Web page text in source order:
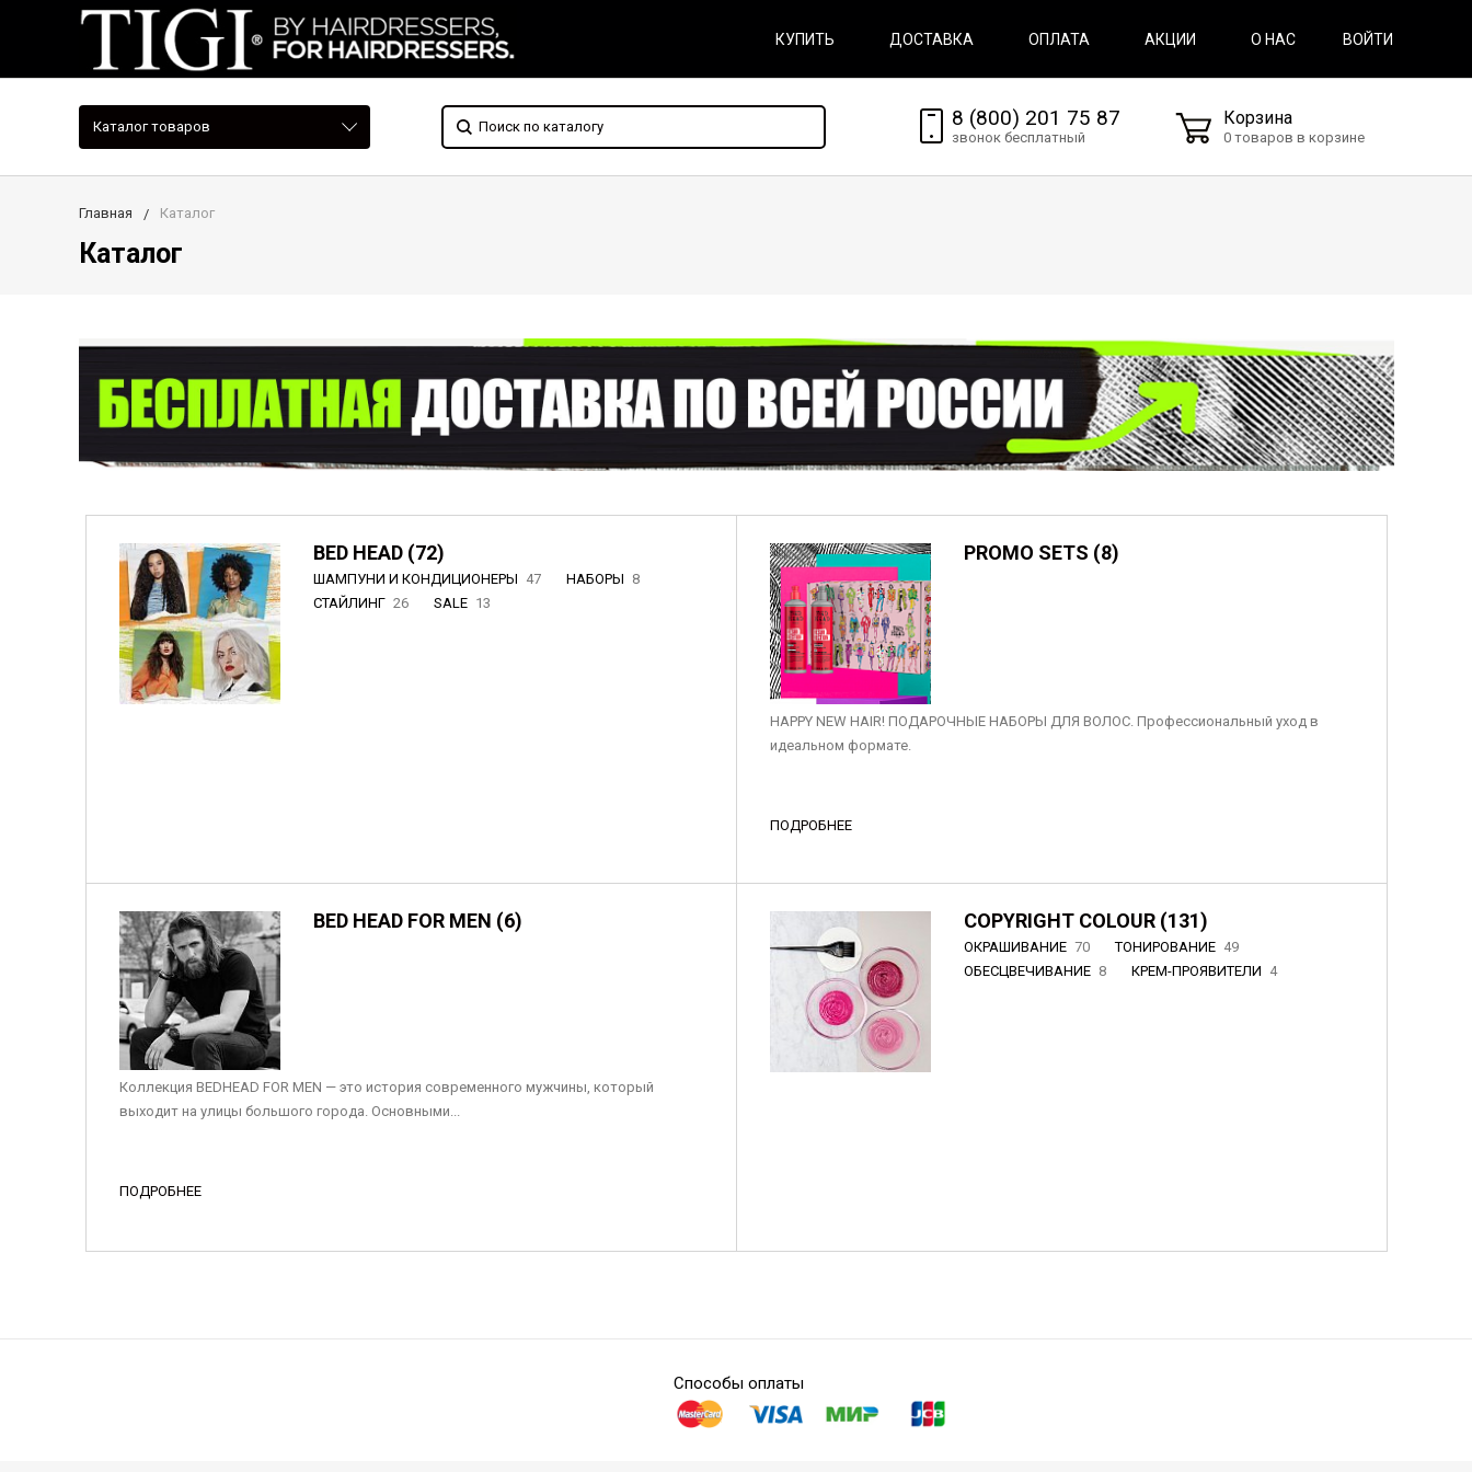
КУПИТЬ ДОСТАВКА ОПЛАТА АКЦИИ О НАС ВОЙТИ
Каталог товаров 8 (800) 201 75 87
звонок бесплатный
Корзина
0 товаров в корзине
Главная Каталог
Каталог
BED HEAD (72)
ШАМПУНИ И КОНДИЦИОНЕРЫ 47 НАБОРЫ 8
СТАЙЛИНГ 26 SALE 13
PROMO SETS (8)
HAPPY NEW HAIR! ПОДАРОЧНЫЕ НАБОРЫ ДЛЯ ВОЛОС. Профессиональный уход в
идеальном формате.
ПОДРОБНЕЕ
BED HEAD FOR MEN (6)
Коллекция BEDHEAD FOR MEN — это история современного мужчины, который
выходит на улицы большого города. Основными...
ПОДРОБНЕЕ
COPYRIGHT COLOUR (131)
ОКРАШИВАНИЕ 70 ТОНИРОВАНИЕ 49
ОБЕСЦВЕЧИВАНИЕ 8 КРЕМ-ПРОЯВИТЕЛИ 4
Способы оплаты